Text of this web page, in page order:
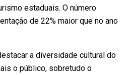
estaduais. O número
de 22% maior que no ano
a diversidade cultural do
o público, sobretudo o